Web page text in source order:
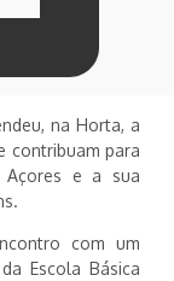
na Horta, a
contribuam para
Açores e a sua
com um
Escola Básica